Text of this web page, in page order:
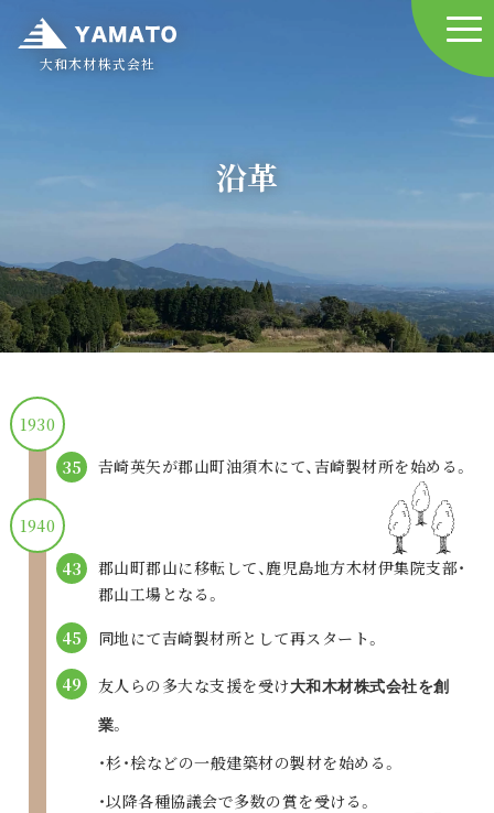
大和木材株式会社
沿革
1930
35
𠮷崎英矢が郡山町油須木にて、吉崎製材所を始める。
1940
43
郡山町郡山に移転して、鹿児島地方木材伊集院支部・
郡山工場となる。
45
同地にて吉崎製材所として再スタート。
49 友人らの多大な支援を受け大和木材株式会社を創
業。
・杉・桧などの一般建築材の製材を始める。
・以降各種協議会で多数の賞を受ける。